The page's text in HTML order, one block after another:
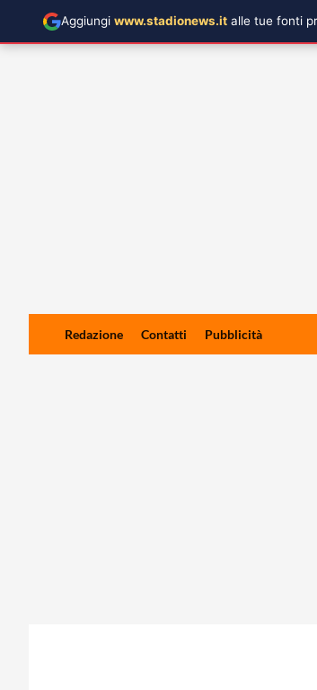
Redazione Contatti Pubblicità
Aggiungi www.stadionews.it alle tue fonti